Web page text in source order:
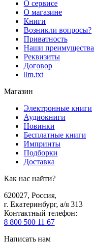
О сервисе
О магазине
Книги
Возникли вопросы?
Приватность
Наши преимущества
Реквизиты
Договор
llm.txt
Магазин
Электронные книги
Аудиокниги
Новинки
Бесплатные книги
Импринты
Подборки
Доставка
Как нас найти?
620027, Россия,
г. Екатеринбург, а/я 313
Контактный телефон:
8 800 500 11 67
Написать нам